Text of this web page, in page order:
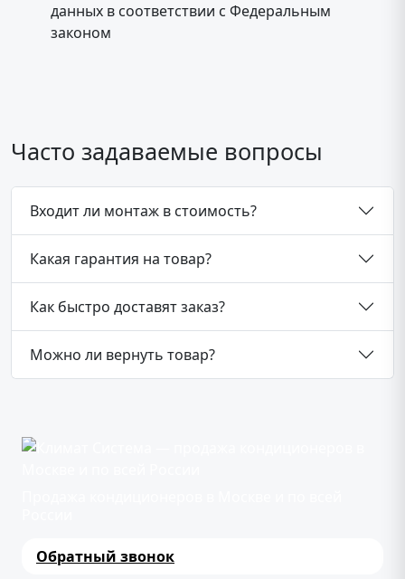
данных в соответствии с Федеральным
законом
Часто задаваемые вопросы
Входит ли монтаж в стоимость?
Какая гарантия на товар?
Как быстро доставят заказ?
Можно ли вернуть товар?
Обратный звонок